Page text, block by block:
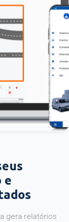
e
gera relatórios